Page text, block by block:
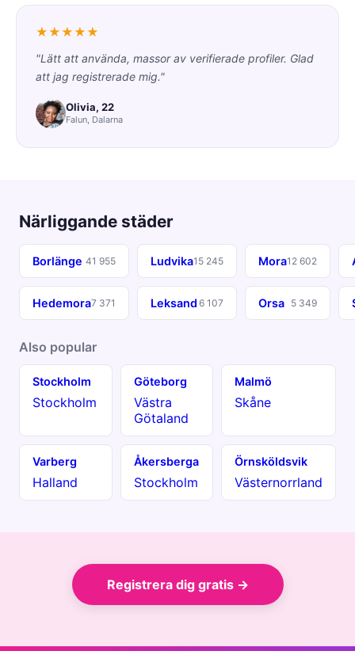
★★★★★
"Lätt att använda, massor av verifierade profiler. Glad
att jag registrerade mig."
Olivia, 22
Falun, Dalarna
Närliggande städer
Borlänge 41 955 Ludvika15 245 Mora12 602
Hedemora7 371 Leksand 6 107 Orsa 5 349
Also popular
Stockholm
Stockholm
Göteborg
Västra
Götaland
Malmö
Skåne
Varberg
Halland
Åkersberga
Stockholm
Örnsköldsvik
Västernorrland
Registrera dig gratis →